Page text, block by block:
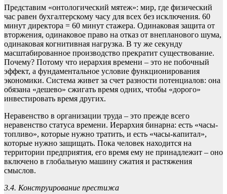
Представим «онтологический мятеж»: мир, где физический
час равен бухгалтерскому часу для всех без исключения. 60
минут директора = 60 минут стажера. Одинаковая защита от
вторжения, одинаковое право на отказ от внепланового шума,
одинаковая когнитивная нагрузка. В ту же секунду
масштабированное производство прекратит существование.
Почему? Потому что иерархия времени – это не побочный
эффект, а фундаментальное условие функционирования
экономики. Система живет за счет разности потенциалов: она
обязана «дешево» сжигать время одних, чтобы «дорого»
инвестировать время других.
Неравенство в организации труда – это прежде всего
неравенство статуса времени. Иерархия бинарна: есть «часы-
топливо», которые нужно тратить, и есть «часы-капитал»,
которые нужно защищать. Пока человек находится на
территории предприятия, его время ему не принадлежит – оно
включено в глобальную машину сжатия и растяжения
смыслов.
3.4. Конструирование престижа